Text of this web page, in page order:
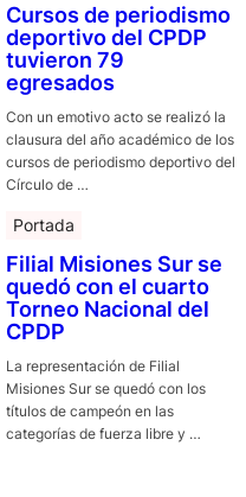
Cursos de periodismo
deportivo del CPDP
tuvieron 79
egresados
Con un emotivo acto se realizó la
clausura del año académico de los
cursos de periodismo deportivo del
Círculo de …
Portada
Filial Misiones Sur se
quedó con el cuarto
Torneo Nacional del
CPDP
La representación de Filial
Misiones Sur se quedó con los
títulos de campeón en las
categorías de fuerza libre y …